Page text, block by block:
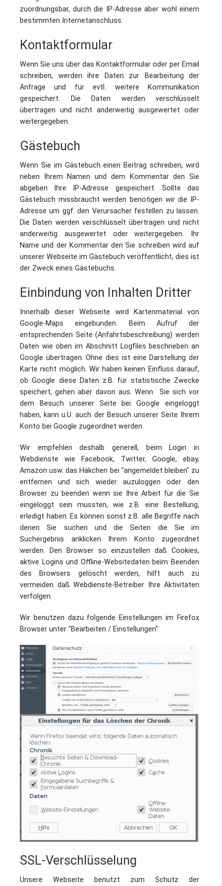
zuordnungsbar, durch die IP-Adresse aber wohl einem
bestimmten Internetanschluss.
Kontaktformular
Wenn Sie uns über das Kontaktformular oder per Email
schreiben, werden ihre Daten zur Bearbeitung der
Anfrage und für evtl. weitere Kommunikation
gespeichert. Die Daten werden verschlüsselt
übertragen und nicht anderweitig ausgewertet oder
weitergegeben.
Gästebuch
Wenn Sie im Gästebuch einen Beitrag schreiben, wird
neben Ihrem Namen und dem Kommentar den Sie
abgeben Ihre IP-Adresse gespeichert. Sollte das
Gästebuch missbraucht werden benötigen wir die IP-
Adresse um ggf. den Verursacher festellen zu lassen.
Die Daten werden verschlüsselt übertragen und nicht
anderweitig ausgewertet oder weitergegeben. Ihr
Name und der Kommentar den Sie schreiben wird auf
unserer Webseite im Gästebuch veröffentlicht, dies ist
der Zweck eines Gästebuchs.
Einbindung von Inhalten Dritter
Innerhalb dieser Webseite wird Kartenmaterial von
Google-Maps eingebunden. Beim Aufruf der
entsprechenden Seite (Anfahrtsbeschreibung) werden
Daten wie oben im Abschnitt Logfiles beschrieben an
Google übertragen. Ohne dies ist eine Darstellung der
Karte nicht möglich. Wir haben keinen Einfluss darauf,
ob Google diese Daten z.B. für statistische Zwecke
speichert, gehen aber davon aus. Wenn Sie sich vor
dem Besuch unserer Seite bei Google eingeloggt
haben, kann u.U. auch der Besuch unserer Seite Ihrem
Konto bei Google zugeordnet werden.
Wir empfehlen deshalb generell, beim Login in
Webdienste wie Facebook, Twitter, Google, ebay,
Amazon usw. das Häkchen bei "angemeldet bleiben" zu
entfernen und sich wieder auzuloggen oder den
Browser zu beenden wenn sie Ihre Arbeit für die Sie
eingeloggt sein mussten, wie z.B. eine Bestellung,
erledigt haben. Es können sonst z.B. alle Begriffe nach
denen Sie suchen und die Seiten die Sie im
Suchergebnis anklicken Ihrem Konto zugeordnet
werden. Den Browser so einzustellen daß Cookies,
aktive Logins und Offline-Websitedaten beim Beenden
des Browsers gelöscht werden, hilft auch zu
vermeiden daß Webdienste-Betreiber Ihre Aktivitäten
verfolgen.
Wir benutzen dazu folgende Einstellungen im Firefox
Browser unter "Bearbeiten / Einstellungen":
SSL-Verschlüsselung
Unsere Webseite benutzt zum Schutz der